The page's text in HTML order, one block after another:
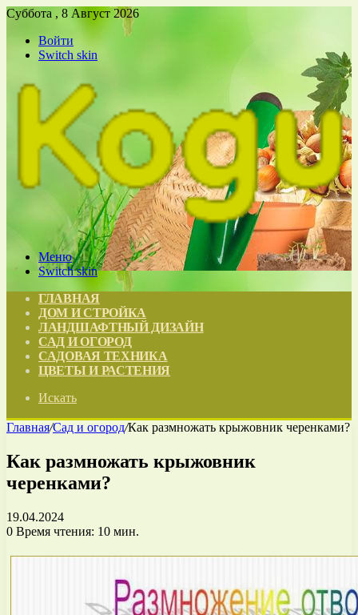
Суббота , 8 Август 2026
Войти
Switch skin
Меню
Switch skin
ГЛАВНАЯ
ДОМ И СТРОЙКА
ЛАНДШАФТНЫЙ ДИЗАЙН
САД И ОГОРОД
САДОВАЯ ТЕХНИКА
ЦВЕТЫ И РАСТЕНИЯ
Искать
Главная/Сад и огород/Как размножать крыжовник черенками?
Как размножать крыжовник
черенками?
19.04.2024
0 Время чтения: 10 мин.